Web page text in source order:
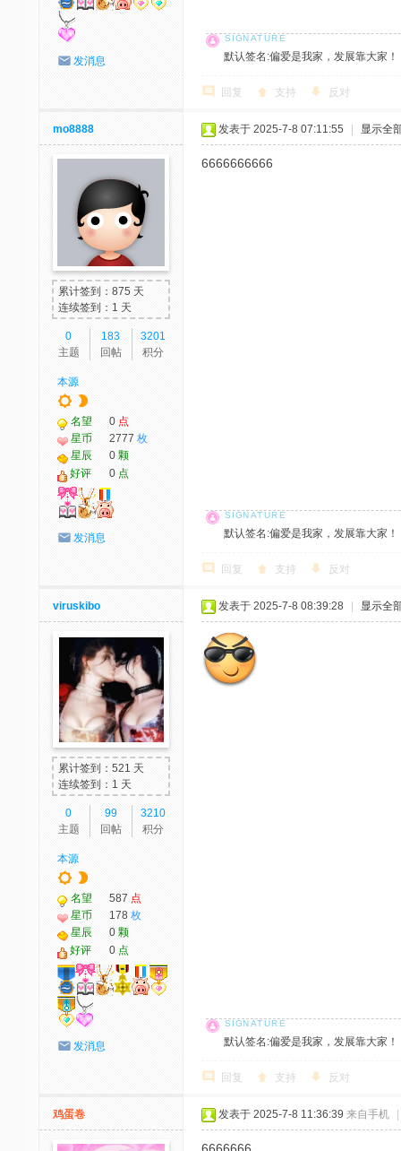
发消息 默认签名:偏爱是我家，发展靠大家
回复 支持 反对
mo8888
累计签到：875 天
连续签到：1 天
0
主题
183
回帖
3201
积分
本源
名望 0 点
星币
2777 枚
星辰
0 颗
好评
0 点
发消息
发表于 2025-7-8 07:11:55 显示全
6666666666
默认签名:偏爱是我家，发展靠大家
回复 支持 反对
viruskibo
累计签到：521 天
连续签到：1 天
0
主题
99
回帖
3210
积分
本源
名望 587 点
星币
178 枚
星辰
0 颗
好评
0 点
发消息
发表于 2025-7-8 08:39:28 显示全
默认签名:偏爱是我家，发展靠大家
回复 支持 反对
鸡蛋卷 发表于 2025-7-8 11:36:39 来自手机